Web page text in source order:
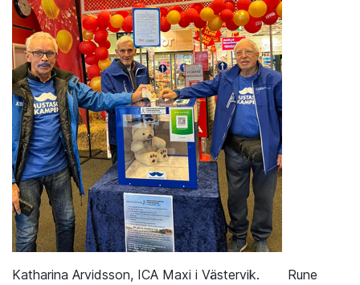
Katharina Arvidsson, ICA Maxi i Västervik. Rune